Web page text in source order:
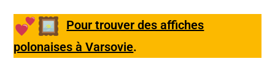
Pour trouver des affiches
polonaises à Varsovie.